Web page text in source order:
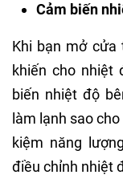
Cảm biến
Khi bạn mở cửa
khiến cho nhiệt
biến nhiệt độ
làm lạnh sao
kiệm năng
điều chỉnh nhiệt